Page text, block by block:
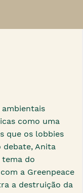
como uma
que os lobbies
debate, Anita
tema do
a Greenpeace
a destruição da